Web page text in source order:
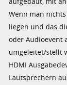
Wenn man
liegen und das
oder Audioevent
umgeleitet/stellt
HDMI
Lautsprechern